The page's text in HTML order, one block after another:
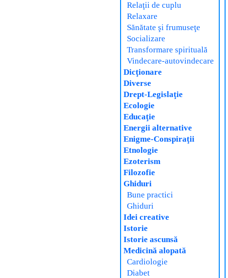
Relaţii de cuplu
Relaxare
Sănătate şi frumuseţe
Socializare
Transformare spirituală
Vindecare-autovindecare
Dicţionare
Diverse
Drept-Legislaţie
Ecologie
Educaţie
Energii alternative
Enigme-Conspiraţii
Etnologie
Ezoterism
Filozofie
Ghiduri
Bune practici
Ghiduri
Idei creative
Istorie
Istorie ascunsă
Medicină alopată
Cardiologie
Diabet